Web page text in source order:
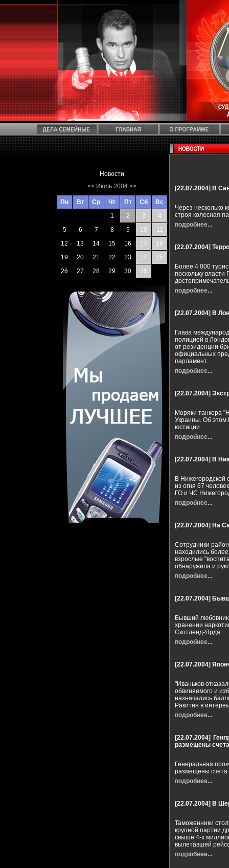
Новости
<< Июль 2004 >>
Пн Вт Ср Чт Пт Сб
Вс
1
2 3
4
5
6 7 8 9 10
11
12
13 14 15 16 17
18
19
20 21 22 23 24
25
26
27 28 29 30 31
[22.07.2004] В
Через несколько
строя колесная
подробнее...
[22.07.2004]
Более 4 000
поскольку
подробнее...
[22.07.2004] В
Глава
полицией в
от резиденции
официальных
парламент.
подробнее...
[22.07.2004]
Моряки танкера
Украины. Об этом
юстиции.
подробнее...
[22.07.2004] В
В Нижегородской
из огня 67
ГО и ЧС
подробнее...
[22.07.2004] На
Сотрудники
находились
взрослые
обнаружила и
подробнее...
[22.07.2004]
Бывший
хранении
Скотленд-Ярда.
подробнее...
[22.07.2004]
"Иваньков
обвиняемого и
назначались
Ракитин в
подробнее...
[22.07.2004]
размещены
Генеральная
размещены
подробнее...
[22.07.2004] В
Таможенники
крупной партии
свыше 4-х
вылетавшей
подробнее...